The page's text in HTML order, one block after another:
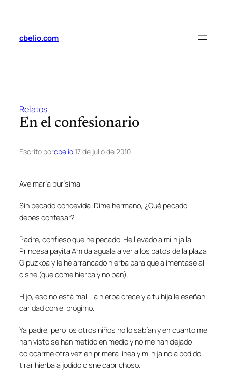
contenido
cbelio.com
Relatos
En el confesionario
Escrito porcbelio·17 de julio de 2010
Ave maría purísima
Sin pecado concevida. Dime hermano, ¿Qué pecado
debes confesar?
Padre, confieso que he pecado. He llevado a mi hija la
Princesa payita Amidalaguala a ver a los patos de la plaza
Gipuzkoa y le he arrancado hierba para que alimentase al
cisne (que come hierba y no pan).
Hijo, eso no está mal. La hierba crece y a tu hija le eseñan
caridad con el prógimo.
Ya padre, pero los otros niños no lo sabían y en cuanto me
han visto se han metido en medio y no me han dejado
colocarme otra vez en primera línea y mi hija no a podido
tirar hierba a jodido cisne caprichoso.